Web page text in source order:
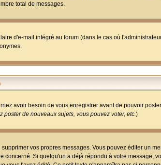
total de messages.
d'e-mail intégré au forum (dans le cas où
avoir besoin de vous enregistrer avant de pouvoir
poster de nouveaux sujets, vous pouvez voter, etc.)
vos propres messages. Vous pouvez éditer un
concerné. Si quelqu'un a déjà répondu à votre message,